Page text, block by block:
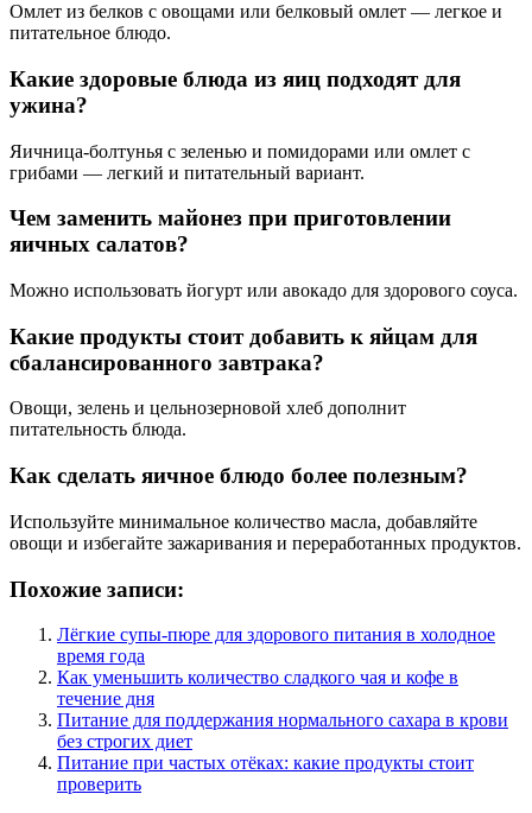
Омлет из белков с овощами или белковый омлет — легкое и
питательное блюдо.
Какие здоровые блюда из яиц подходят для
ужина?
Яичница-болтунья с зеленью и помидорами или омлет с
грибами — легкий и питательный вариант.
Чем заменить майонез при приготовлении
яичных салатов?
Можно использовать йогурт или авокадо для здорового соуса.
Какие продукты стоит добавить к яйцам для
сбалансированного завтрака?
Овощи, зелень и цельнозерновой хлеб дополнит
питательность блюда.
Как сделать яичное блюдо более полезным?
Используйте минимальное количество масла, добавляйте
овощи и избегайте зажаривания и переработанных продуктов.
Похожие записи:
Лёгкие супы-пюре для здорового питания в холодное
время года
Как уменьшить количество сладкого чая и кофе в
течение дня
Питание для поддержания нормального сахара в крови
без строгих диет
Питание при частых отёках: какие продукты стоит
проверить